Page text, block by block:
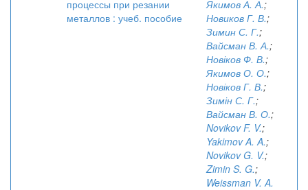
процессы при резании
металлов : учеб. пособие
Якимов А. А.;
Новиков Г. В.;
Зимин С. Г.;
Вайсман В. А.;
Новіков Ф. В.;
Якимов О. О.;
Новіков Г. В.;
Зимін С. Г.;
Вайсман В. О.;
Novikov F. V.;
Yakimov A. A.;
Novikov G. V.;
Zimin S. G.;
Weissman V. A.